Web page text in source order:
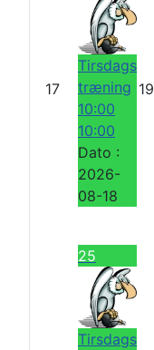
17
Tirsdags
træning
10:00
10:00
Dato :
2026-
08-18
19
25
Tirsdags